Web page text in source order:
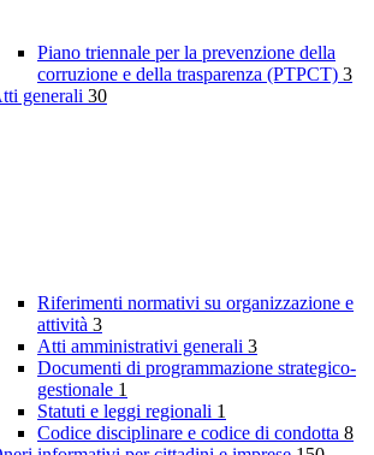
Piano triennale per la prevenzione della
corruzione e della trasparenza (PTPCT) 3
generali 30
Riferimenti normativi su organizzazione e
attività 3
Atti amministrativi generali 3
Documenti di programmazione strategico-
gestionale 1
Statuti e leggi regionali 1
Codice disciplinare e codice di condotta 8